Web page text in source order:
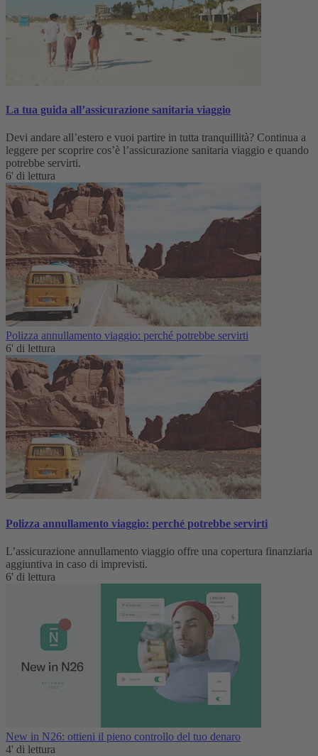
La tua guida all’assicurazione sanitaria viaggio
Devi andare all’estero e vuoi partire in tutta tranquillità? Continua a
leggere per scoprire cos’è l’assicurazione sanitaria viaggio e quando
potrebbe servirti.
6' di lettura
Polizza annullamento viaggio: perché potrebbe servirti
6' di lettura
Polizza annullamento viaggio: perché potrebbe servirti
L’assicurazione annullamento viaggio offre una copertura finanziaria
aggiuntiva in caso di imprevisti.
6' di lettura
New in N26: ottieni il pieno controllo del tuo denaro
4' di lettura